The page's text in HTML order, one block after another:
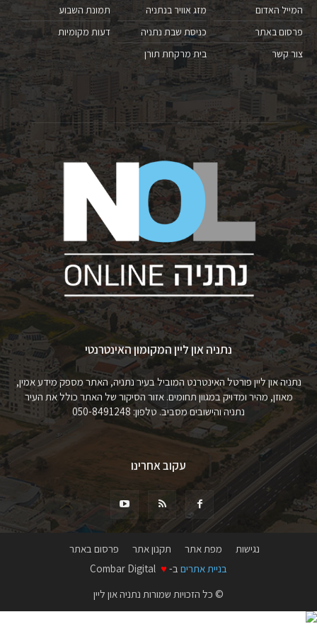
המייל האדום
פרסום באתר
צור קשר
מזג אוויר בנתניה
כניסת שבת נתניה
בית מרקחת תורן
תמונת השבוע
דעות מקומיות
נתניה און ליין המקומון האינטרנטי
נתניה און ליין פורטל האינטרנט המוביל בעיר נתניה, האתר מספק מידע אמין,
מאוזן, מהיר ומדויק במגוון תחומים. אזור הסיקור של האתר כולל את העיר
נתניה והישובים מסביב. טלפון: 050-8491248
עקוב אחרינו
נגישות מפת אתר תקנון אתר
פרסום באתר
בניית אתרים ב- ♥
© כל הזכויות שמורות נתניה און ליין